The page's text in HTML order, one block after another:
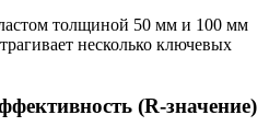
толщиной 50 мм и 100 мм
несколько ключевых
(R-значение)